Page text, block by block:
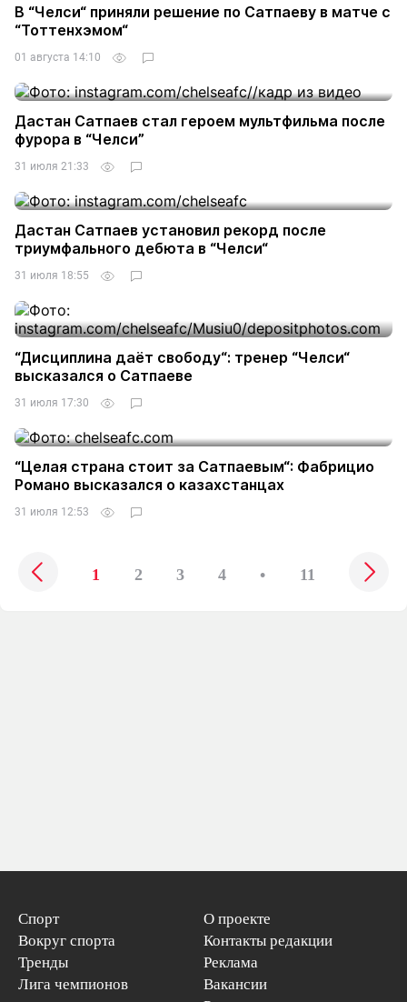
В “Челси“ приняли решение по Сатпаеву в матче с
“Тоттенхэмом“
01 августа 14:10
Дастан Сатпаев стал героем мультфильма после
фурора в “Челси”
31 июля 21:33
Дастан Сатпаев установил рекорд после
триумфального дебюта в “Челси“
31 июля 18:55
“Дисциплина даёт свободу“: тренер “Челси“
высказался о Сатпаеве
31 июля 17:30
“Целая страна стоит за Сатпаевым“: Фабрицио
Романо высказался о казахстанцах
31 июля 12:53
1 2 3 4 • 11
Спорт
Вокруг спорта
Тренды
Лига чемпионов
О проекте
Контакты редакции
Реклама
Вакансии